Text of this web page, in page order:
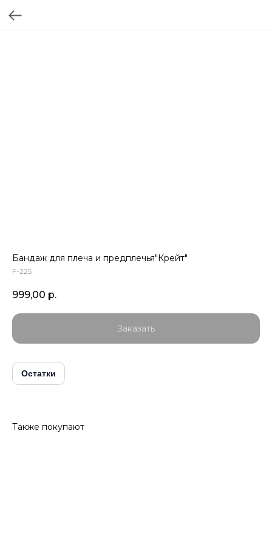
Бандаж для плеча и предплечья"Крейт"
F-225
999,00 р.
Заказать
Остатки
Также покупают